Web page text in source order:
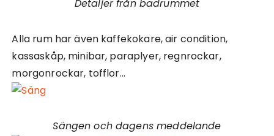
Detaljer från badrummet
Alla rum har även kaffekokare, air condition,
kassaskåp, minibar, paraplyer, regnrockar,
morgonrockar, tofflor…
Sängen och dagens meddelande